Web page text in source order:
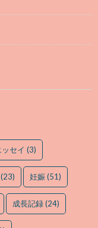
セイ (3)
(23) 妊娠(51)
成長記録(24)